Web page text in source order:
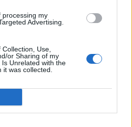
processing my
Advertising.
Use,
or Sharing of my
Unrelated with the
was collected.
Előfizetés
BEJELENTKEZÉS